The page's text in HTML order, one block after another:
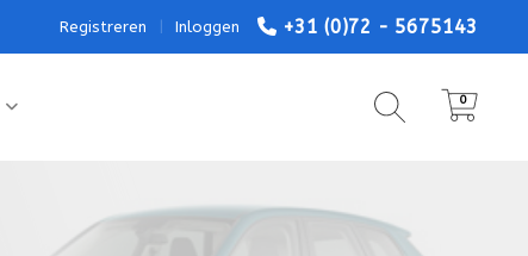
+31 (0)72 - 5675143
Inloggen
Registreren
0